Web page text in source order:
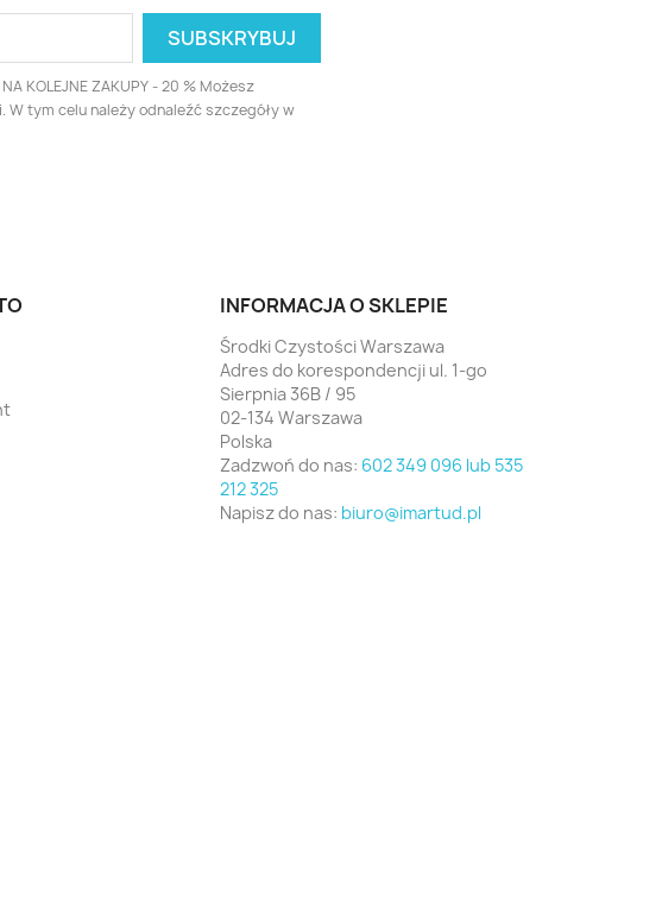
NA KOLEJNE ZAKUPY - 20 % Możesz
W tym celu należy odnaleźć szczegóły w
INFORMACJA O SKLEPIE
Środki Czystości Warszawa
Adres do korespondencji ul. 1-go
Sierpnia 36B / 95
02-134 Warszawa
Polska
Zadzwoń do nas: 602 349 096 lub 535
212 325
Napisz do nas: biuro@imartud.pl